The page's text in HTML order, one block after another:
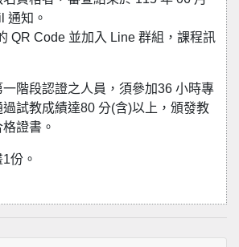
通知。
QR Code 並加入 Line 群組，課程訊
階段認證之人員，須參加36 小時專
試教成績達80 分(含)以上，頒發教
證書。
份。